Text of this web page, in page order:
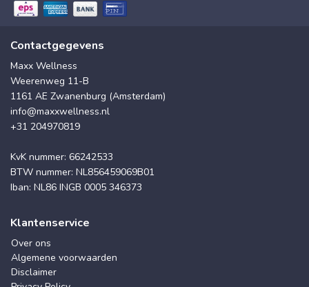
Contactgegevens
Maxx Wellness
Weerenweg 11-B
1161 AE Zwanenburg (Amsterdam)
info@maxxwellness.nl
+31 204970819
KvK nummer: 66242533
BTW nummer: NL856459069B01
Iban: NL86 INGB 0005 346373
Klantenservice
Over ons
Algemene voorwaarden
Disclaimer